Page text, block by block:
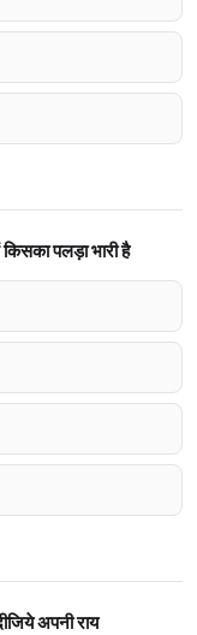
पलड़ा भारी है
अपनी राय